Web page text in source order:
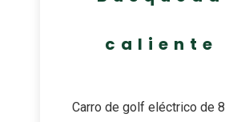
caliente
Carro de golf eléctrico de 8